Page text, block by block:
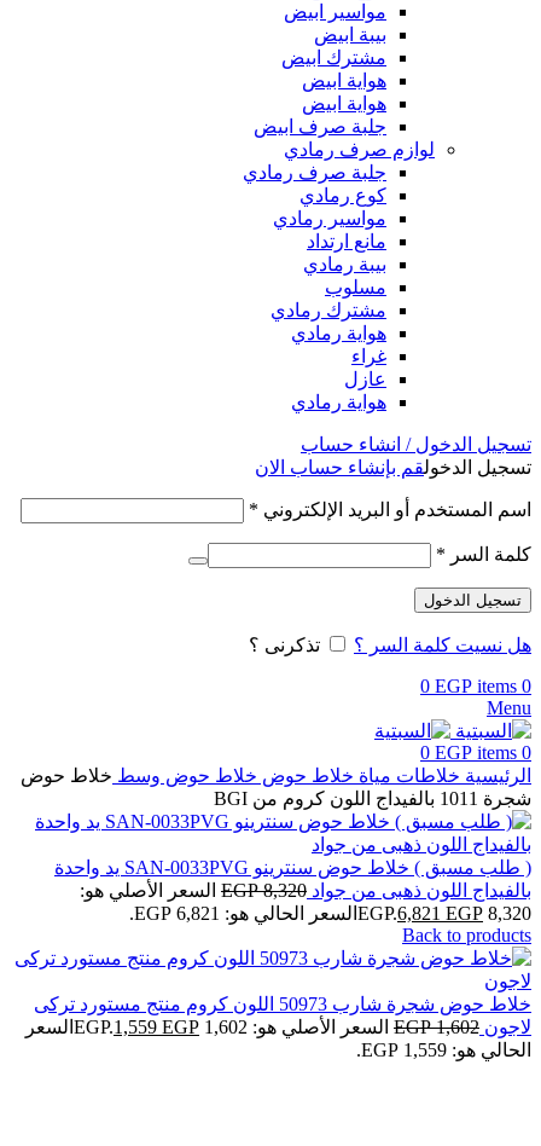
مواسير ابيض
بيبة ابيض
مشترك ابيض
هواية ابيض
هواية ابيض
جلبة صرف ابيض
لوازم صرف رمادي
جلبة صرف رمادي
كوع رمادي
مواسير رمادي
مانع ارتداد
بيبة رمادي
مسلوب
مشترك رمادي
هواية رمادي
غراء
عازل
هواية رمادي
تسجيل الدخول / انشاء حساب
تسجيل الدخولقم بإنشاء حساب الان
اسم المستخدم أو البريد الإلكتروني *
كلمة السر *
تسجيل الدخول
هل نسيت كلمة السر ؟
تذكرنى ؟
0
items
0 EGP
Menu
0
items
0 EGP
الرئيسية خلاطات مياة خلاط حوض خلاط حوض وسط خلاط حوض
شجرة 1011 بالفيداج اللون كروم من BGI
( طلب مسبق ) خلاط حوض سنترينو SAN-0033PVG يد واحدة
بالفيداج اللون ذهبى من جواد 8,320
EGP السعر الأصلي هو:
8,320 EGP.
6,821 EGP
السعر الحالي هو: 6,821 EGP.
Back to products
خلاط حوض شجرة شارب 50973 اللون كروم منتج مستورد تركى
لاجون 1,602
EGP السعر الأصلي هو: 1,602 EGP. 1,559 EGP
السعر
الحالي هو: 1,559 EGP.